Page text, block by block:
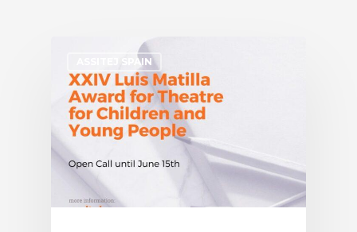
ASSITEJ SPAIN